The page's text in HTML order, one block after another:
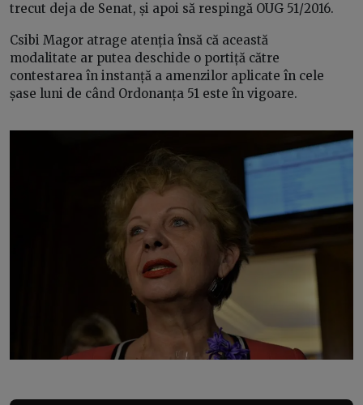
trecut deja de Senat, și apoi să respingă OUG 51/2016.
Csibi Magor atrage atenția însă că această
modalitate ar putea deschide o portiță către
contestarea în instanță a amenzilor aplicate în cele
șase luni de când Ordonanța 51 este în vigoare.